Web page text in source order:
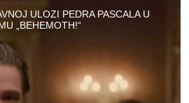
ULOZI PEDRA PASCALA U
„BEHEMOTH!“